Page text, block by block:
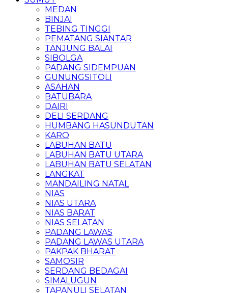
MEDAN
BINJAI
TEBING TINGGI
PEMATANG SIANTAR
TANJUNG BALAI
SIBOLGA
PADANG SIDEMPUAN
GUNUNGSITOLI
ASAHAN
BATUBARA
DAIRI
DELI SERDANG
HUMBANG HASUNDUTAN
KARO
LABUHAN BATU
LABUHAN BATU UTARA
LABUHAN BATU SELATAN
LANGKAT
MANDAILING NATAL
NIAS
NIAS UTARA
NIAS BARAT
NIAS SELATAN
PADANG LAWAS
PADANG LAWAS UTARA
PAKPAK BHARAT
SAMOSIR
SERDANG BEDAGAI
SIMALUGUN
TAPANULI SELATAN